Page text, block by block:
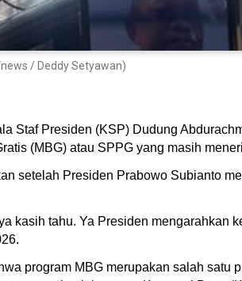
/ Deddy Setyawan)
Staf Presiden (KSP) Dudung
(MBG) atau SPPG yang masih
setelah Presiden Prabowo Subianto
kasih tahu. Ya Presiden mengarahkan
program MBG merupakan salah